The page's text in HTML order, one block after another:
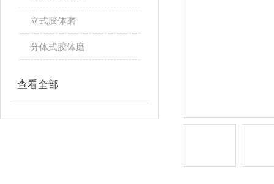
立式胶体磨
分体式胶体磨
查看全部